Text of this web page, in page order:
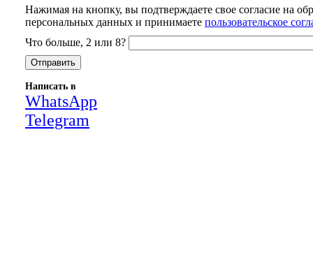
Нажимая на кнопку, вы подтверждаете свое согласие на
персональных данных и принимаете пользовательское
Что больше, 2 или 8?
Написать в
WhatsApp
Telegram